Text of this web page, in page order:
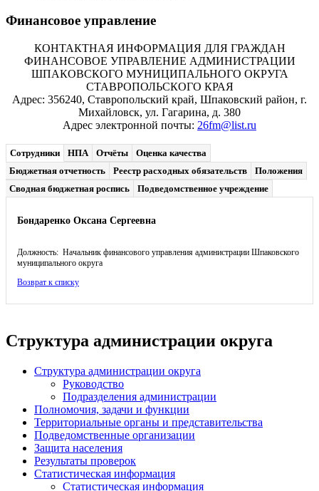
Финансовое управление
КОНТАКТНАЯ ИНФОРМАЦИЯ ДЛЯ ГРАЖДАН
ФИНАНСОВОЕ УПРАВЛЕНИЕ АДМИНИСТРАЦИИ
ШПАКОВСКОГО МУНИЦИПАЛЬНОГО ОКРУГА
СТАВРОПОЛЬСКОГО КРАЯ
Адрес: 356240, Ставропольский край, Шпаковский район, г.
Михайловск, ул. Гагарина, д. 380
Адрес электронной почты: 26fm@list.ru
Сотрудники НПА Отчёты
Оценка качества
Бюджетная отчетность
Реестр расходных обязательств
Положения
Сводная бюджетная роспись
Подведомственное учреждение
Бондаренко Оксана Сергеевна
Должность: Начальник финансового управления администрации Шпаковского
муниципального округа
Возврат к списку
Структура администрации округа
Структура администрации округа
Руководство
Подразделения администрации
Полномочия, задачи и функции
Территориальные органы и представительства
Подведомственные организации
Защита населения
Результаты проверок
Статистическая информация
Статистическая информация